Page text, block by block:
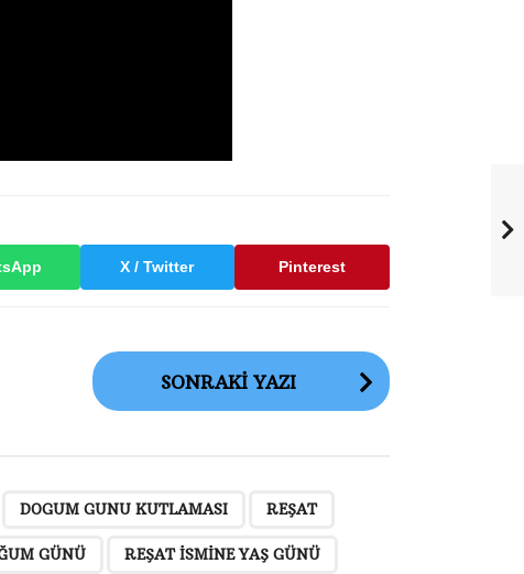
X / Twitter Pinterest
SONRAKI YAZI
DOGUM GUNU KUTLAMASI REŞAT
GÜNÜ REŞAT ISMINE YAŞ GÜNÜ